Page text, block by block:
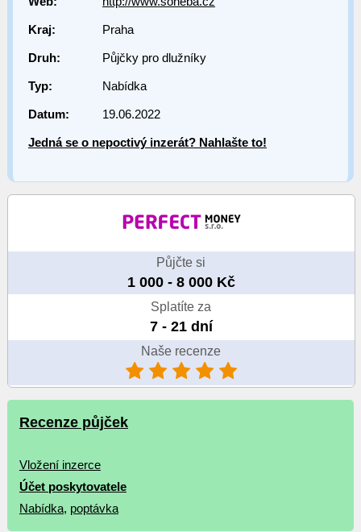
Kraj: Praha
Druh: Půjčky pro dlužníky
Typ: Nabídka
Datum: 19.06.2022
Jedná se o nepoctivý inzerát? Nahlašte to!
Půjčte si
1 000 - 8 000 Kč
Splatíte za
7 - 21 dní
Naše recenze
Recenze půjček
Vložení inzerce
Účet poskytovatele
Nabídka, poptávka